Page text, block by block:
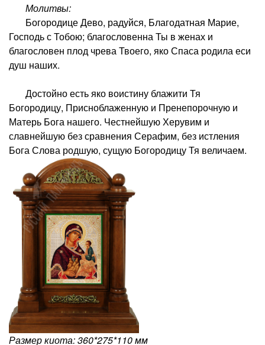
Молитвы:
Богородице Дево, радуйся, Благодатная Марие,
Господь с Тобою; благословенна Ты в женах и
благословен плод чрева Твоего, яко Спаса родила еси
душ наших.
Достойно есть яко воистину блажити Тя
Богородицу, Присноблаженную и Пренепорочную и
Матерь Бога нашего. Честнейшую Херувим и
славнейшую без сравнения Серафим, без истления
Бога Слова родшую, сущую Богородицу Тя величаем.
Размер киота: 360*275*110 мм